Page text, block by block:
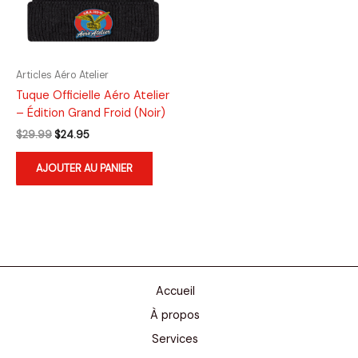
Articles Aéro Atelier
Tuque Officielle Aéro Atelier
– Édition Grand Froid (Noir)
$29.99Le
initial
était :
$29.99.
$24.95Le
actuel
est :
$24.95.
AJOUTER AU PANIER
Accueil
À propos
Services